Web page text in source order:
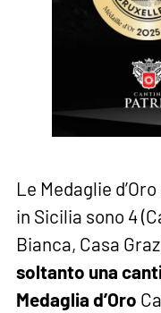
Le Medaglie
in Sicilia sono 4
Bianca, Casa
soltanto una
Medaglia d’Oro